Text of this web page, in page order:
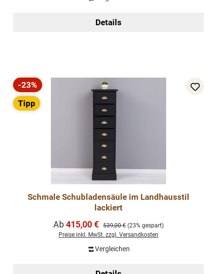
Details
Rabatt
-23%
Tipp
Schmale Schubladensäule im Landhausstil
lackiert
Verkaufspreis:
Ab415,00 € Regulärer Preis:
539,00 € (23% gespart)
Preise inkl. MwSt. zzgl. Versandkosten
Vergleichen